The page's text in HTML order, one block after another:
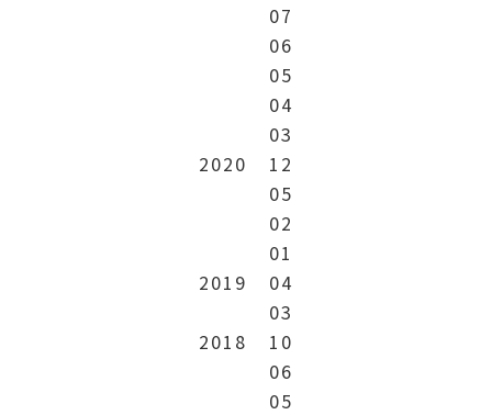
07
06
05
04
03
2020
12
05
02
01
2019
04
03
2018
10
06
05